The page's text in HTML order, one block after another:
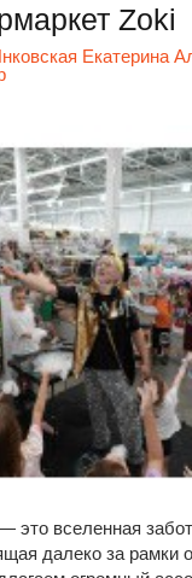
Zoki
Екатерина
это вселенная
далеко за рамки